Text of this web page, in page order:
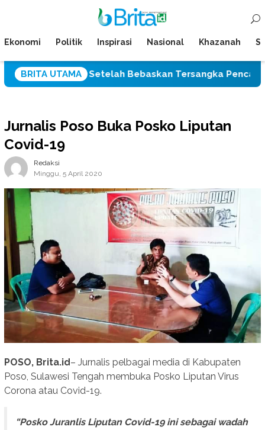
Mobile
Ekonomi Politik Inspirasi Nasional Khazanah
BRITA UTAMA
Palu Setelah Bebaskan Tersangka Pencabulan Tiga
Jurnalis Poso Buka Posko Liputan
Covid-19
Redaksi
Minggu, 5 April 2020
POSO, Brita.id– Jurnalis pelbagai media di Kabupaten
Poso, Sulawesi Tengah membuka Posko Liputan Virus
Corona atau Covid-19.
“Posko Juranlis Liputan Covid-19 ini sebagai wadah